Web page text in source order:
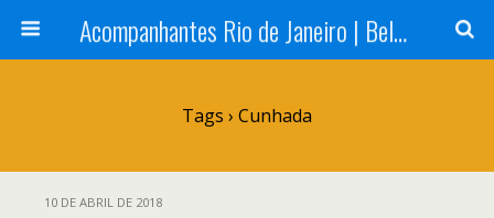
Acompanhantes Rio de Janeiro | Belas e Cia
Tags › Cunhada
10 DE ABRIL DE 2018